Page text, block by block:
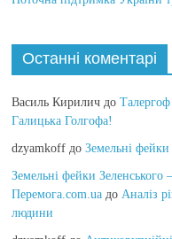
Поточна підтримка України
Останні коментарі
Василь Кирилич до Талергоф
Галицька Голгофа!
dzyamkoff доЗемельні фейки
Земельні фейки Зеленського
Перемога.com.ua доАналіз
людини